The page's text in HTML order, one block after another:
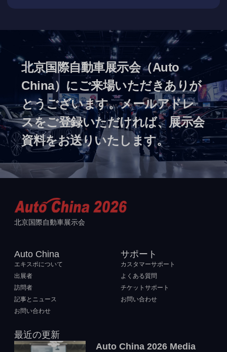
北京国際自動車展示会（Auto
China）にご来場いただきありが
とうございます。メールアドレ
スをご登録いただければ、展示会
資料をお送りいたします。
北京国際自動車展示会
Auto China
エキスポについて
出展者
訪問者
記事とニュース
お問い合わせ
サポート
カスタマーサポート
よくある質問
チケットサポート
お問い合わせ
最近の更新
Auto China 2026 Media